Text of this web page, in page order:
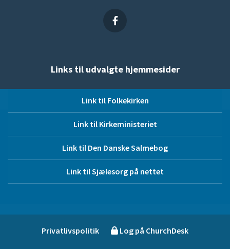
Links til udvalgte hjemmesider
Link til Folkekirken
Link til Kirkeministeriet
Link til Den Danske Salmebog
Link til Sjælesorg på nettet
Privatlivspolitik Log på ChurchDesk